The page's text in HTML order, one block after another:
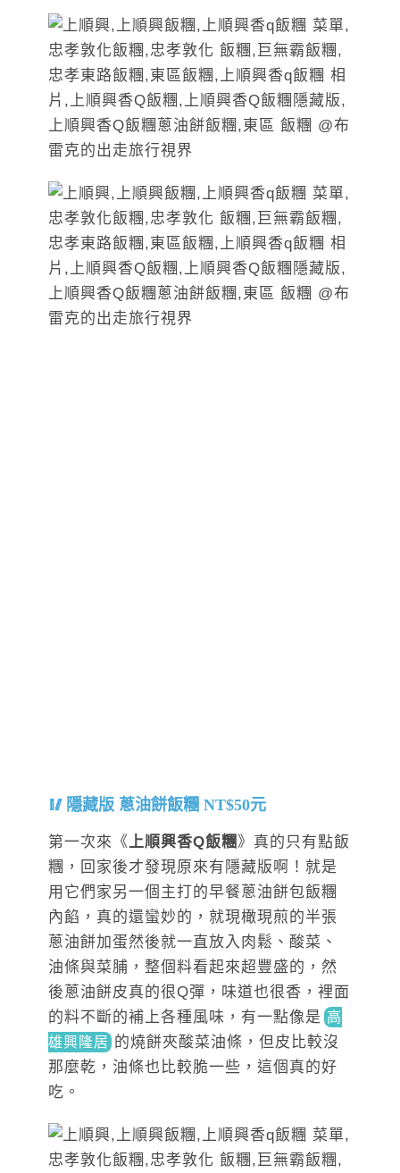
隱藏版 蔥油餅飯糰 NT$50元
第一次來《上順興香Q飯糰》真的只有點飯
糰，回家後才發現原來有隱藏版啊！就是
用它們家另一個主打的早餐蔥油餅包飯糰
內餡，真的還蠻妙的，就現橄現煎的半張
蔥油餅加蛋然後就一直放入肉鬆、酸菜、
油條與菜脯，整個料看起來超豐盛的，然
後蔥油餅皮真的很Q彈，味道也很香，裡面
的料不斷的補上各種風味，有一點像是 高
雄興隆居 的燒餅夾酸菜油條，但皮比較沒
那麼乾，油條也比較脆一些，這個真的好
吃。